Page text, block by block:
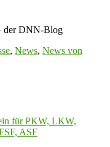
der DNN-Blog
, News, News von